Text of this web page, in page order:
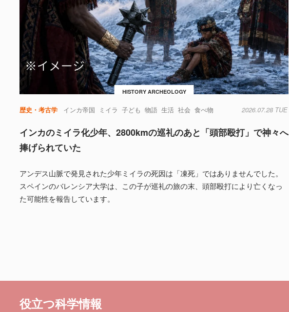
HISTORY ARCHEOLOGY
歴史・考古学 インカ帝国 ミイラ 子ども 物語 生活 社会 食べ物 2026.07.28 TUE
インカのミイラ化少年、2800kmの巡礼のあと「頭部殴打」で神々へ
捧げられていた
アンデス山脈で発見された少年ミイラの死因は「凍死」ではありませんでした。
スペインのバレンシア大学は、この子が巡礼の旅の末、頭部殴打により亡くなっ
た可能性を報告しています。
役立つ科学情報